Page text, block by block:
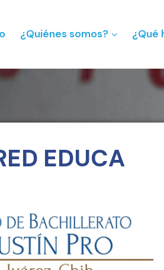
¿Quiénes somos? ¿Qué
EDUCA